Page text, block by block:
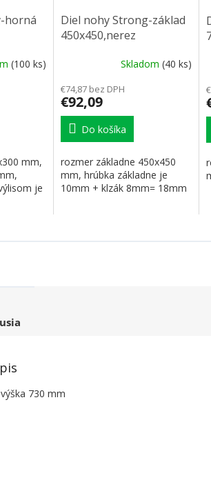
horná
(100 ks)
mm,
je
Diel nohy Strong-základ
450x450,nerez
Skladom (40 ks)
€74,87 bez DPH
€92,09
Do košíka
rozmer základne 450x450
mm, hrúbka základne je
10mm + klzák 8mm= 18mm
730 mm